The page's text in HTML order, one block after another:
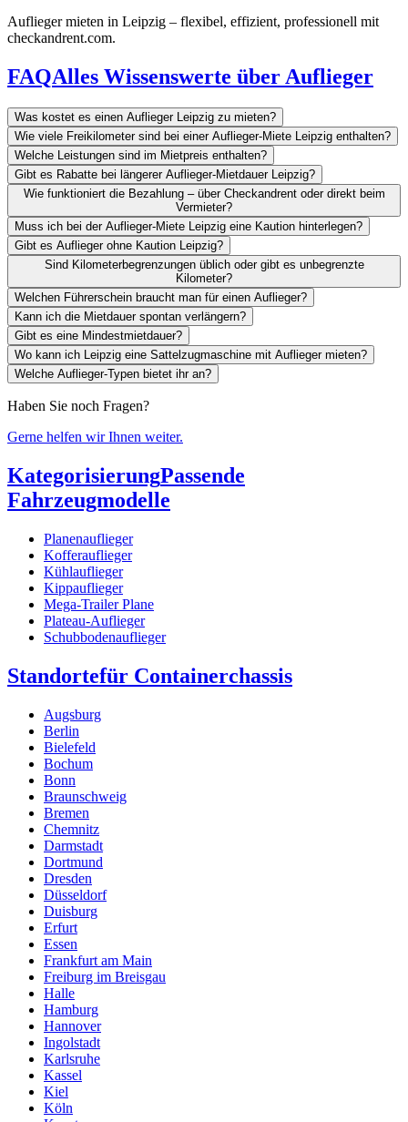
Auflieger mieten in Leipzig – flexibel, effizient, professionell mit
checkandrent.com.
FAQAlles Wissenswerte über Auflieger
Was kostet es einen Auflieger Leipzig zu mieten?
Wie viele Freikilometer sind bei einer Auflieger-Miete Leipzig enthalten?
Welche Leistungen sind im Mietpreis enthalten?
Gibt es Rabatte bei längerer Auflieger-Mietdauer Leipzig?
Wie funktioniert die Bezahlung – über Checkandrent oder direkt beim
Vermieter?
Muss ich bei der Auflieger-Miete Leipzig eine Kaution hinterlegen?
Gibt es Auflieger ohne Kaution Leipzig?
Sind Kilometerbegrenzungen üblich oder gibt es unbegrenzte
Kilometer?
Welchen Führerschein braucht man für einen Auflieger?
Kann ich die Mietdauer spontan verlängern?
Gibt es eine Mindestmietdauer?
Wo kann ich Leipzig eine Sattelzugmaschine mit Auflieger mieten?
Welche Auflieger-Typen bietet ihr an?
Haben Sie noch Fragen?
Gerne helfen wir Ihnen weiter.
KategorisierungPassende
Fahrzeugmodelle
Planenauflieger
Kofferauflieger
Kühlauflieger
Kippauflieger
Mega-Trailer Plane
Plateau-Auflieger
Schubbodenauflieger
Standortefür Containerchassis
Augsburg
Berlin
Bielefeld
Bochum
Bonn
Braunschweig
Bremen
Chemnitz
Darmstadt
Dortmund
Dresden
Düsseldorf
Duisburg
Erfurt
Essen
Frankfurt am Main
Freiburg im Breisgau
Halle
Hamburg
Hannover
Ingolstadt
Karlsruhe
Kassel
Kiel
Köln